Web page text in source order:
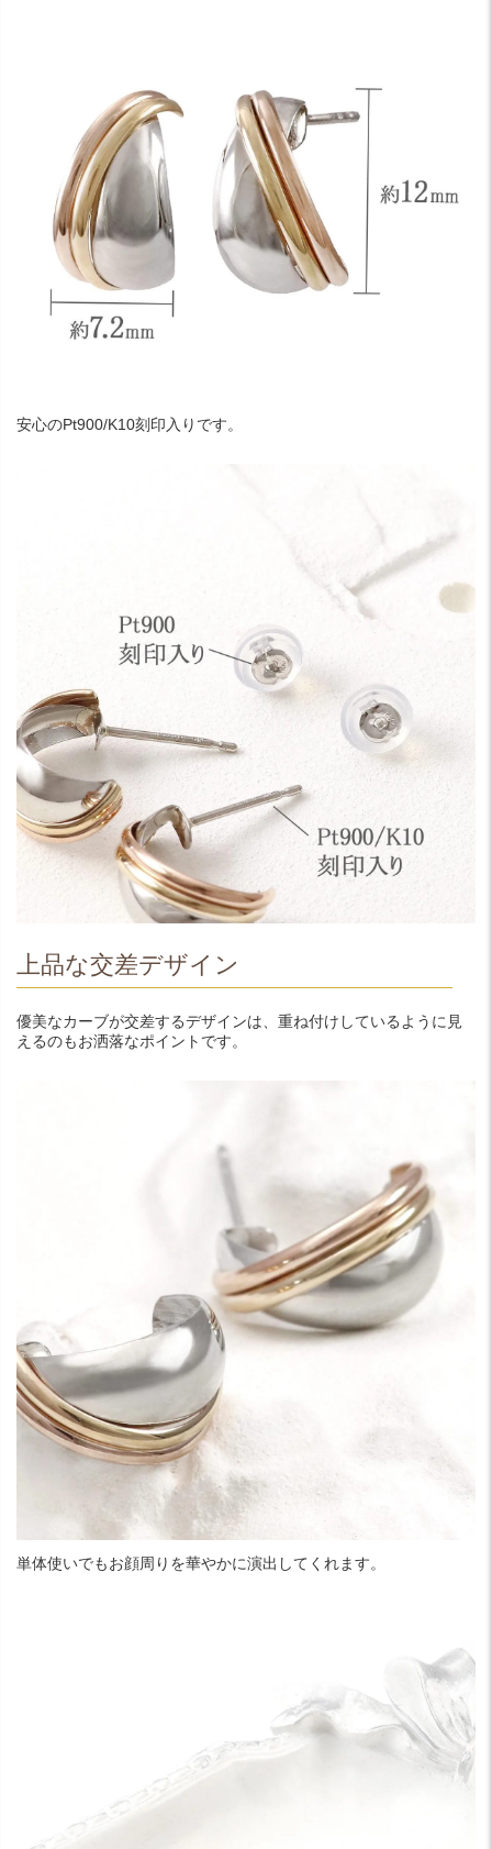
安心のPt900/K10刻印入りです。
上品な交差デザイン
優美なカーブが交差するデザインは、重ね付けしているように見
えるのもお洒落なポイントです。
単体使いでもお顔周りを華やかに演出してくれます。